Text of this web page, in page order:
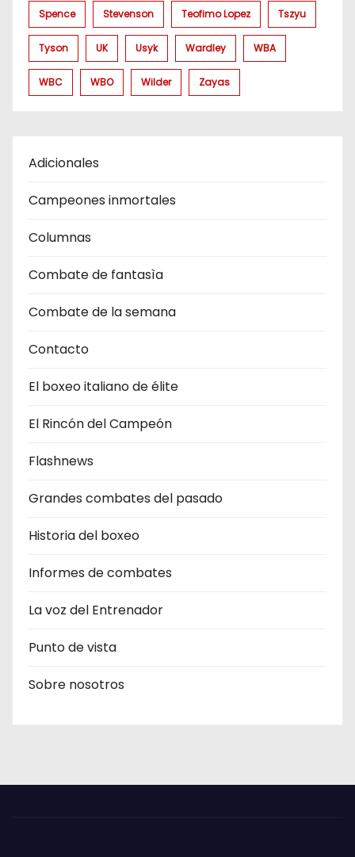
Spence Stevenson Teofimo Lopez Tszyu
Tyson UK Usyk Wardley WBA
WBC WBO Wilder Zayas
Adicionales
Campeones inmortales
Columnas
Combate de fantasìa
Combate de la semana
Contacto
El boxeo italiano de élite
El Rincón del Campeón
Flashnews
Grandes combates del pasado
Historia del boxeo
Informes de combates
La voz del Entrenador
Punto de vista
Sobre nosotros